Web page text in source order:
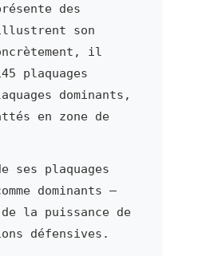
des
son
il
plaquages
dominants,
en zone de
ses plaquages
dominants —
la puissance de
défensives.